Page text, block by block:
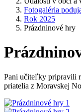
Fotogaléria
Rok 2025
Prázdninové hry
Pani učiteľky pripravili
priatelia z Moravskej